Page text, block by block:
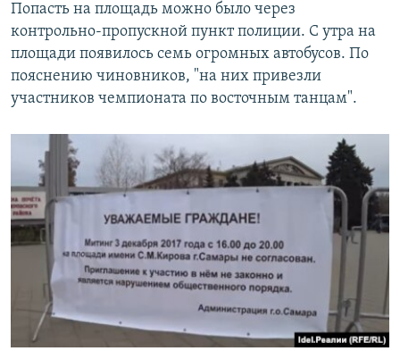
Попасть на площадь можно было через
контрольно-пропускной пункт полиции. С утра на
площади появилось семь огромных автобусов. По
пояснению чиновников, "на них привезли
участников чемпионата по восточным танцам".